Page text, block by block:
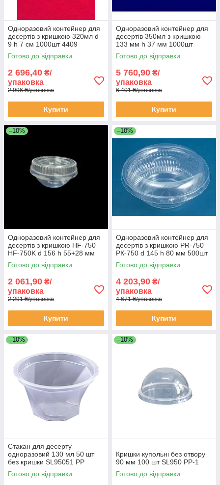
Одноразовий контейнер для
десертів з кришкою 320мл d
9 h 7 см 1000шт 4409
Готово до відправки
2 696,40 ₴/
упаковка
2 996 ₴/упаковка
Купити
Одноразовий контейнер для
десертів 350мл з кришкою
133 мм h 37 мм 1000шт
SL805 SL808РК
Готово до відправки
5 760,90 ₴/
упаковка
6 401 ₴/упаковка
Купити
–10%
Одноразовий контейнер для
десертів з кришкою НF-750
НF-750K d 156 h 55+28 мм
700шт
Готово до відправки
2 061,90 ₴/
упаковка
2 291 ₴/упаковка
Купити
–10%
Одноразовий контейнер для
десертів з кришкою РR-750
РК-750 d 145 h 80 мм 500шт
Готово до відправки
4 203,90 ₴/
упаковка
4 671 ₴/упаковка
Купити
–10%
Стакан для десерту
одноразовий 130 мл 50 шт
без кришки SL95051 РР
Готово до відправки
–10%
Кришки купольні без отвору
90 мм 100 шт SL950 PP-1
Готово до відправки